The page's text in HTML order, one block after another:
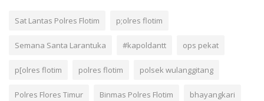
Sat Lantas Polres Flotim p;olres flotim
Semana Santa Larantuka #kapoldantt ops pekat
p[olres flotim polres flotim polsek wulanggitang
Polres Flores Timur Binmas Polres Flotim bhayangkari